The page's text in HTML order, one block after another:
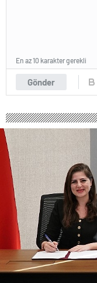
Gönder
En az 10 karakter gerekli